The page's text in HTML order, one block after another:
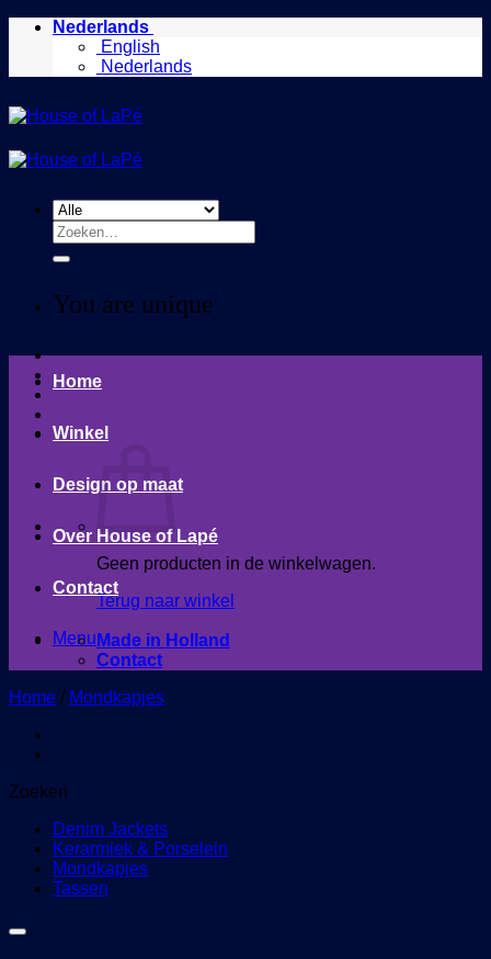
Nederlands
English
Nederlands
Zoeken
naar:
You are unique
Geen producten in de winkelwagen.
Terug naar winkel
Menu
Home
Winkel
Design op maat
Over House of Lapé
Contact
Made in Holland
Contact
Home / Mondkapjes
Zoeken
Denim Jackets
Kerarmiek & Porselein
Mondkapjes
Tassen